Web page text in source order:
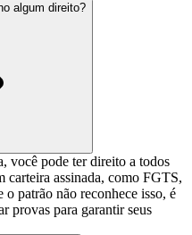
algum direito?
você pode ter direito a todos
carteira assinada, como FGTS,
patrão não reconhece isso, é
provas para garantir seus